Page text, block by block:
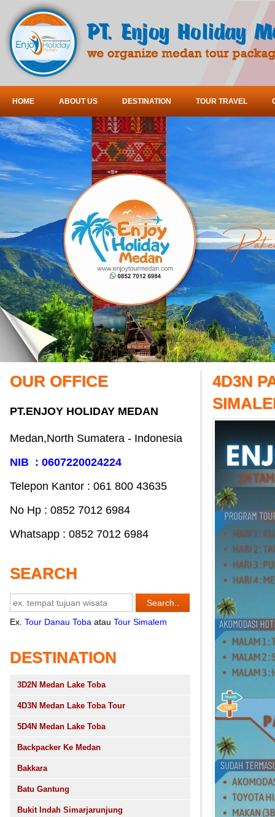
HOME ABOUT US DESTINATION TOUR TRAVEL
OUR OFFICE
PT.ENJOY HOLIDAY MEDAN
Medan,North Sumatera - Indonesia
NIB : 0607220024224
Telepon Kantor : 061‎ 800 43635
No Hp : 0852 7012 6984
Whatsapp : 0852 7012 6984
SEARCH
Ex. Tour Danau Toba atau Tour Simalem
DESTINATION
3D2N Medan Lake Toba
4D3N Medan Lake Toba Tour
5D4N Medan Lake Toba
Backpacker Ke Medan
Bakkara
Batu Gantung
Bukit Indah Simarjarunjung
4D3N